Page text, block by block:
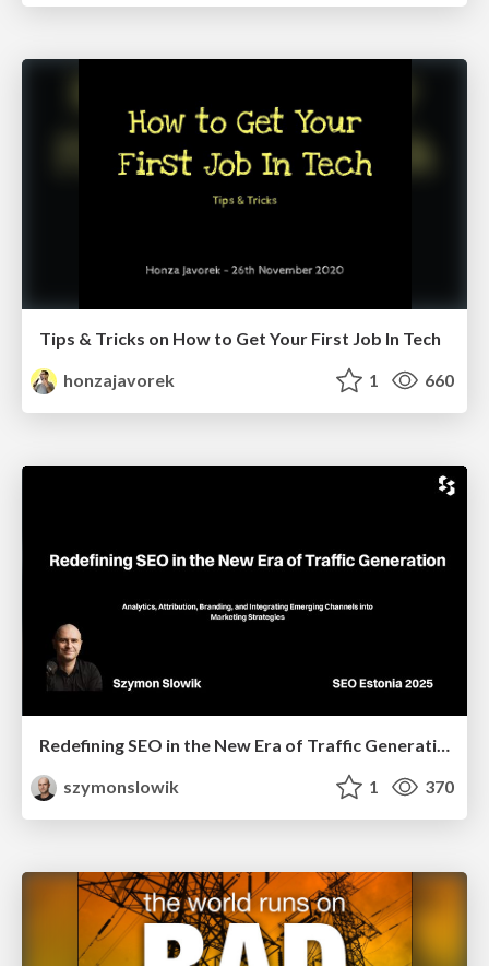
Tips & Tricks on How to Get Your First Job In Tech
honzajavorek
1 660
Redefining SEO in the New Era of Traffic Generation
szymonslowik
1 370